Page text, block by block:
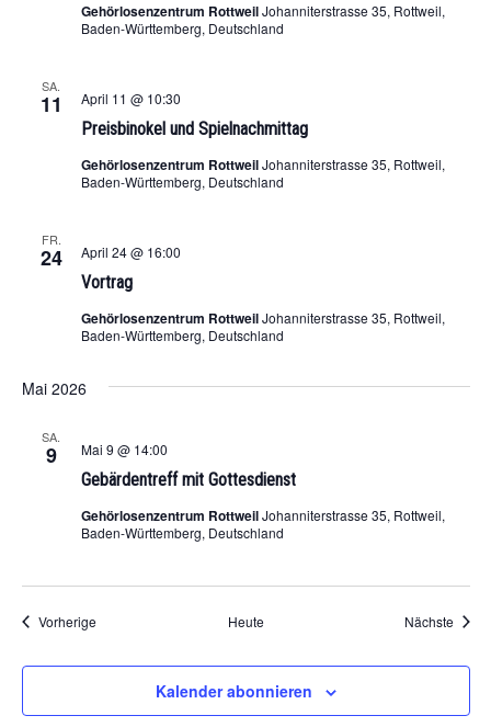
Gehörlosenzentrum RottweilJohanniterstrasse 35, Rottweil,
Baden-Württemberg, Deutschland
SA.
11
Preisbinokel und Spielnachmittag
April 11 @ 10:30
Gehörlosenzentrum RottweilJohanniterstrasse 35, Rottweil,
Baden-Württemberg, Deutschland
FR.
24
Vortrag
April 24 @ 16:00
Gehörlosenzentrum RottweilJohanniterstrasse 35, Rottweil,
Baden-Württemberg, Deutschland
Mai 2026
SA.
9
Gebärdentreff mit Gottesdienst
Mai 9 @ 14:00
Gehörlosenzentrum RottweilJohanniterstrasse 35, Rottweil,
Baden-Württemberg, Deutschland
VorherigeVeranstaltungen Heute Nächste
Kalender abonnieren